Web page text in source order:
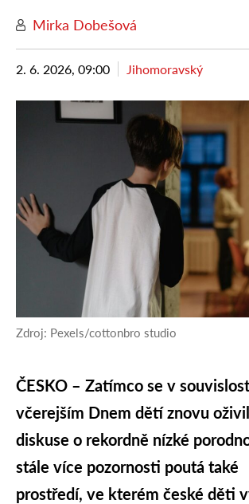
Mirka Dobešová
2. 6. 2026, 09:00 Jihomoravský
Zdroj: Pexels/cottonbro studio
ČESKO – Zatímco se v
včerejším Dnem dětí znovu
diskuse o rekordně nízké
stále více pozornosti poutá také
prostředí, ve kterém české děti